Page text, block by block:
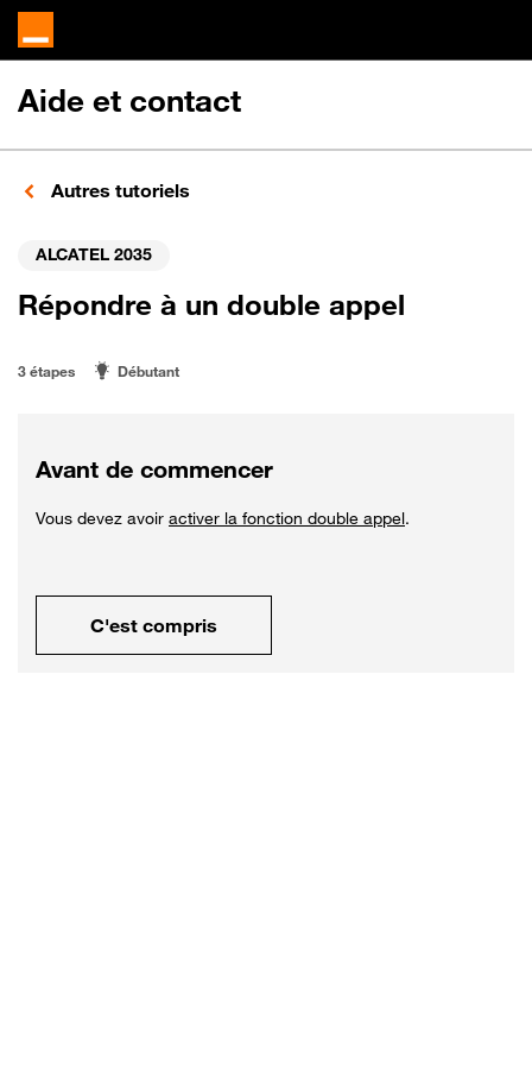
Aide et contact
Autres tutoriels
ALCATEL 2035
Répondre à un double appel
3 étapes Débutant
Avant de commencer
Vous devez avoir activer la fonction double appel.
C'est compris